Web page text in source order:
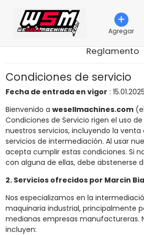
Agregar
Reglamento
Condiciones de servicio
Fecha de entrada en vigor : 15.01.2025
Bienvenido a wesellmachines.com(el
Condiciones de Servicio rigen el uso
nuestros servicios, incluyendo la venta
servicios de intermediación. Al usar
acepta cumplir estas condiciones. Si
con alguna de ellas, debe abstenerse
2. Servicios ofrecidos por Marcin
Nos especializamos en la
maquinaria industrial, principalmente
medianas empresas manufactureras.
incluyen: